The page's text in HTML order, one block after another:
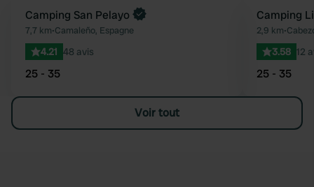
Préféré
Reserve maintenant
Camping San Pelayo
7,7 km•Camaleño, Espagne
4.21 48 avis
25 - 35
Camping
2,9 km•
3.58 12
25 - 35
Voir tout